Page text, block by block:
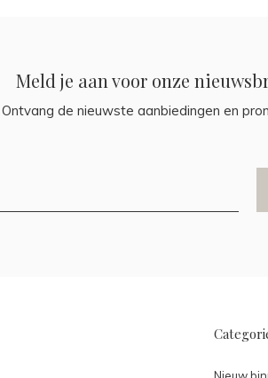
Meld je aan voor onze
Ontvang de nieuwste aanbiedingen en
Nieuw